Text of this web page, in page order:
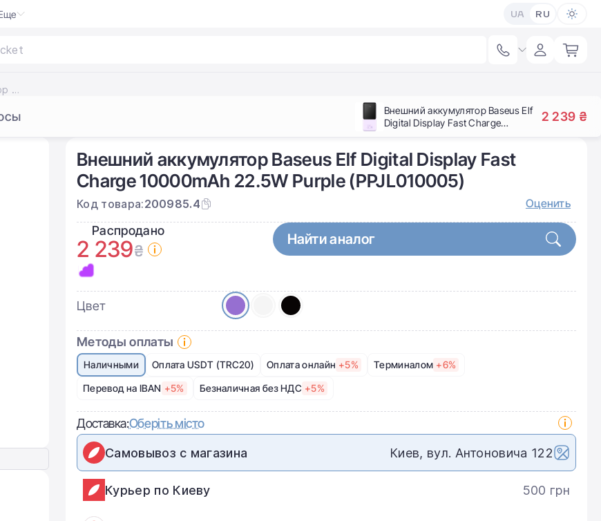
UA RU
Внешний аккумулятор Baseus Elf Digital Display Fast Charge 10000mAh 22.5W Purple (PPJL010005)
Внешний аккумулятор Baseus Elf
Digital Display Fast Charge
2 239 ₴
Внешний аккумулятор Baseus Elf Digital Display Fast
Charge 10000mAh 22.5W Purple (PPJL010005)
Код товара:200985.4 Оценить
Распродано
2 239₴
Найти аналог
Цвет
Методы оплаты
Наличными Оплата USDT (TRC20) Оплата онлайн +5% Терминалом +6%
Перевод на IBAN +5% Безналичная без НДС +5%
Доставка:Оберіть місто
Самовывоз с магазина Киев, вул. Антоновича 122
Курьер по Киеву 500 грн